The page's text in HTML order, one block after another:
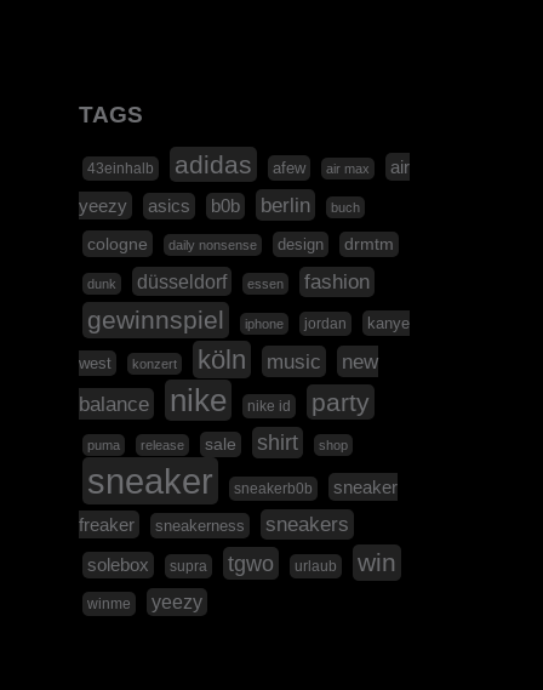
TAGS
43einhalb adidas afew air max
air
yeezy
asics b0b berlin buch
cologne daily nonsense design drmtm
dunk düsseldorf essen fashion
gewinnspiel iphone jordan kanye
west konzert köln music
new
balance
nike nike id party
puma release sale shirt shop
sneaker sneakerb0b
sneaker
freaker
sneakerness sneakers
solebox supra tgwo urlaub win
winme yeezy